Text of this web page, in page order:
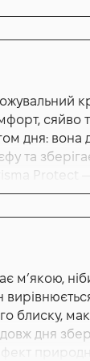
SPF30,
сяйво
дня: вона
та
Protect
SPF 30 з
яка
тону: шкіра
у
якого
м’якою,
блиску,
дня